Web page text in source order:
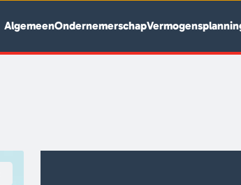
AlgemeenOndernemerschap